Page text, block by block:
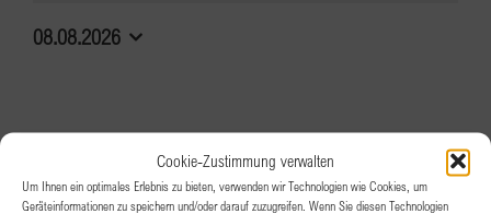
Cookie-Zustimmung verwalten
Um Ihnen ein optimales Erlebnis zu bieten, verwenden wir Technologien wie Cookies, um
Geräteinformationen zu speichern und/oder darauf zuzugreifen. Wenn Sie diesen Technologien
08.08.2026